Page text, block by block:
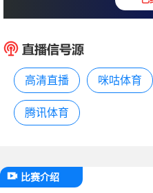
伯明翰军团
高清直播 咪咕体育
腾讯体育
比赛介绍